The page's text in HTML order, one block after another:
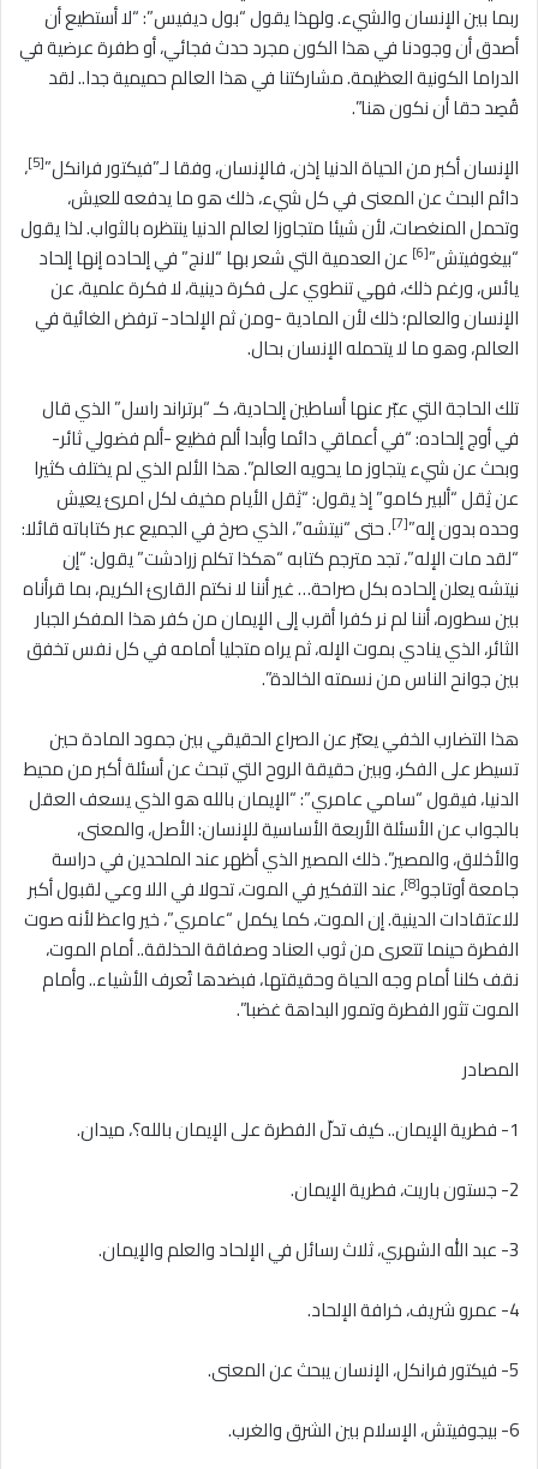
ربما بين الإنسان والشيء. ولهذا يقول “بول ديفيس”: “لا أستطيع أن
أصدق أن وجودنا في هذا الكون مجرد حدث فجائي، أو طفرة عرضية في
الدراما الكونية العظيمة. مشاركتنا في هذا العالم حميمية جدا.. لقد
قُصِد حقا أن نكون هنا”.
الإنسان أكبر من الحياة الدنيا إذن، فالإنسان، وفقا لـ”فيكتور فرانكل”[5] ،
دائم البحث عن المعنى في كل شيء، ذلك هو ما يدفعه للعيش،
وتحمل المنغصات، لأن شيئا متجاوزا لعالم الدنيا ينتظره بالثواب. لذا يقول
“بيغوفيتش”[6]
عن العدمية التي شعر بها “لانج” في إلحاده إنها إلحاد
يائس، ورغم ذلك، فهي تنطوي على فكرة دينية، لا فكرة علمية، عن
الإنسان والعالم؛ ذلك لأن المادية -ومن ثم الإلحاد- ترفض الغائية في
العالم، وهو ما لا يتحمله الإنسان بحال.
تلك الحاجة التي عبّر عنها أساطين إلحادية، كـ “برتراند راسل” الذي قال
في أوج إلحاده: “في أعماقي دائما وأبدا ألم فظيع -ألم فضولي ثائر-
وبحث عن شيء يتجاوز ما يحويه العالم”. هذا الألم الذي لم يختلف كثيرا
عن ثِقل “ألبير كامو” إذ يقول: “ثِقل الأيام مخيف لكل امرئ يعيش
وحده بدون إله”[7] . حتى “نيتشه”، الذي صرخ في الجميع عبر كتاباته قائلا:
“لقد مات الإله”، تجد مترجم كتابه “هكذا تكلم زرادشت” يقول: “إن
نيتشه يعلن إلحاده بكل صراحة… غير أننا لا نكتم القارئ الكريم، بما قرأناه
بين سطوره، أننا لم نر كفرا أقرب إلى الإيمان من كفر هذا المفكر الجبار
الثائر، الذي ينادي بموت الإله، ثم يراه متجليا أمامه في كل نفس تخفق
بين جوانح الناس من نسمته الخالدة”.
هذا التضارب الخفي يعبّر عن الصراع الحقيقي بين جمود المادة حين
تسيطر على الفكر، وبين حقيقة الروح التي تبحث عن أسئلة أكبر من محيط
الدنيا، فيقول “سامي عامري”: “الإيمان بالله هو الذي يسعف العقل
بالجواب عن الأسئلة الأربعة الأساسية للإنسان: الأصل، والمعنى،
والأخلاق، والمصير”. ذلك المصير الذي أظهر عند الملحدين في دراسة
جامعة أوتاجو[8] ، عند التفكير في الموت، تحولا في اللا وعي لقبول أكبر
للاعتقادات الدينية. إن الموت، كما يكمل “عامري”، خير واعظ لأنه صوت
الفطرة حينما تتعرى من ثوب العناد وصفاقة الحذلقة.. أمام الموت،
نقف كلنا أمام وجه الحياة وحقيقتها، فبضدها تُعرف الأشياء.. وأمام
الموت تثور الفطرة وتمور البداهة غضبا”.
المصادر
1- فطرية الإيمان.. كيف تدلّ الفطرة على الإيمان بالله؟، ميدان.
2- جستون باريت، فطرية الإيمان.
3- عبد الله الشهري، ثلاث رسائل في الإلحاد والعلم والإيمان.
4- عمرو شريف، خرافة الإلحاد.
5- فيكتور فرانكل، الإنسان يبحث عن المعنى.
6- بيجوفيتش، الإسلام بين الشرق والغرب.